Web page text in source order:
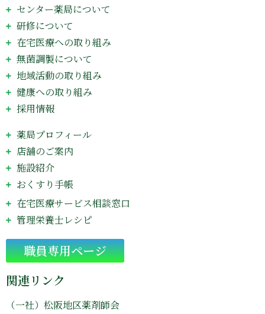
センター薬局について
研修について
在宅医療への取り組み
無菌調製について
地域活動の取り組み
健康への取り組み
採用情報
薬局プロフィール
店舗のご案内
施設紹介
おくすり手帳
在宅医療サービス相談窓口
管理栄養士レシピ
職員専用ページ
Go
関連リンク
（一社）松阪地区薬剤師会